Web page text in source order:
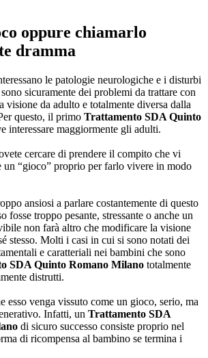
oppure chiamarlo
dramma
le patologie neurologiche e i disturbi
sicuramente dei problemi da trattare con
visione da adulto e totalmente diversa dalla
questo, il primo Trattamento SDA Quinto
interessare maggiormente gli adulti.
cercare di prendere il compito che vi
un “gioco” proprio per farlo vivere in modo
ansiosi a parlare costantemente di questo
fosse troppo pesante, stressante o anche un
non farà altro che modificare la visione
stesso. Molti i casi in cui si sono notati dei
e caratteriali nei bambini che sono
SDA Quinto Romano Milano totalmente
distrutti.
esso venga vissuto come un gioco, serio, ma
Infatti, un Trattamento SDA
di sicuro successo consiste proprio nel
di ricompensa al bambino se termina i